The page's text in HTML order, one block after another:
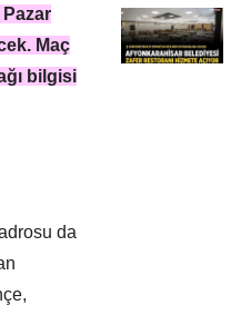
Pazar
Maç
bilgisi
da